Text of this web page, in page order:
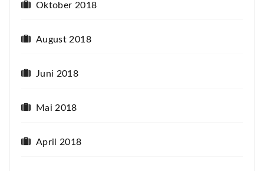
Oktober 2018
August 2018
Juni 2018
Mai 2018
April 2018